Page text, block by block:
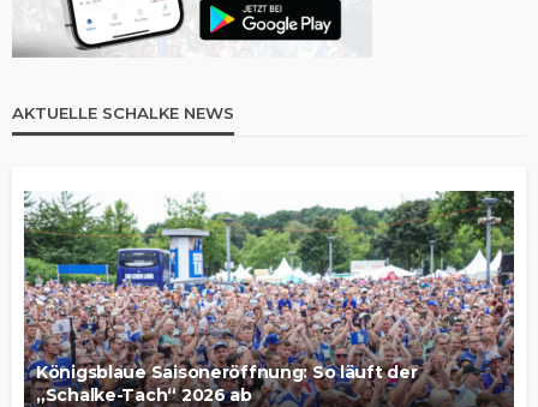
AKTUELLE SCHALKE NEWS
Königsblaue Saisoneröffnung: So läuft der
„Schalke-Tach“ 2026 ab